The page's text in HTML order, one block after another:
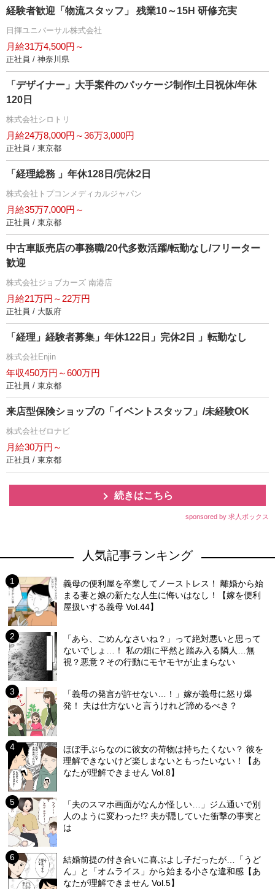
経験者歓迎「物流スタッフ」 残業10～15H 研修充実
日揮ユニバーサル株式会社
月給31万4,500円～
正社員 / 神奈川県
「デザイナー」大手案件のパッケージ制作/土日祝休/年休
120日
株式会社シロトリ
月給24万8,000円～36万3,000円
正社員 / 東京都
「経理総務 」年休128日/完休2日
株式会社トプコンメディカルジャパン
月給35万7,000円～
正社員 / 東京都
中古車販売店の事務職/20代多数活躍/転勤なし/フリーター
歓迎
株式会社ジョブカーズ 南港店
月給21万円～22万円
正社員 / 大阪府
「経理」経験者募集」年休122日」完休2日 」転勤なし
株式会社Enjin
年収450万円～600万円
正社員 / 東京都
来店型保険ショップの「イベントスタッフ」/未経験OK
株式会社ゼロナビ
月給30万円～
正社員 / 東京都
続きはこちら
sponsored by 求人ボックス
人気記事ランキング
義母の便利屋を卒業してノーストレス！ 離婚から始
まる妻と娘の新たな人生に悔いはなし！【嫁を便利
屋扱いする義母 Vol.44】
「あら、ごめんなさいね？」って絶対悪いと思って
ないでしょ…！ 私の畑に平然と踏み入る隣人…無
視？悪意？その行動にモヤモヤが止まらない
「義母の発言が許せない…！」嫁が義母に怒り爆
発！ 夫は仕方ないと言うけれど諦めるべき？
ほぼ手ぶらなのに彼女の荷物は持ちたくない？ 彼を
理解できないけど楽しまないともったいない！【あ
なたが理解できません Vol.8】
「夫のスマホ画面がなんか怪しい…」ジム通いで別
人のように変わった!? 夫が隠していた衝撃の事実と
は
結婚前提の付き合いに喜ぶよし子だったが…「うど
ん」と「オムライス」から始まる小さな違和感【あ
なたが理解できません Vol.5】